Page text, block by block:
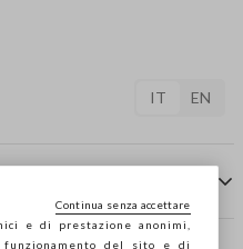
IT EN
e di prestazione anonimi,
del sito e di
Continua senza accettare